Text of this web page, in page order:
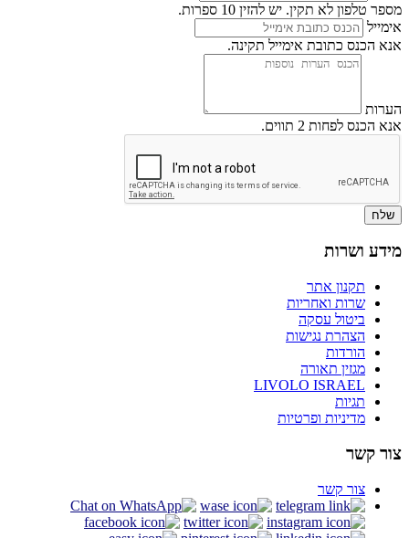
מספר טלפון לא תקין. יש להזין 10 ספרות.
אימייל
אנא הכנס כתובת אימייל תקינה.
הערות
אנא הכנס לפחות 2 תווים.
שלח
מידע ושרות
תקנון אתר
שרות ואחריות
ביטול עסקה
הצהרת נגישות
הורדות
מגזין תאורה
LIVOLO ISRAEL
תגיות
מדיניות ופרטיות
צור קשר
צור קשר